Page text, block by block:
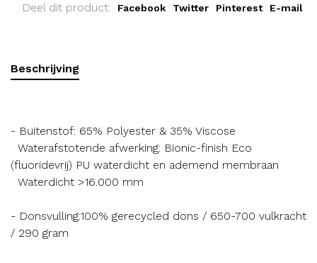
Deel dit product: Facebook Twitter Pinterest E-mail
Beschrijving
- Buitenstof: 65% Polyester & 35% Viscose
Waterafstotende afwerking: Bionic-finish Eco
(fluoridevrij) PU waterdicht en ademend membraan
Waterdicht >16.000 mm
- Donsvulling:100% gerecycled dons / 650-700 vulkracht
/ 290 gram